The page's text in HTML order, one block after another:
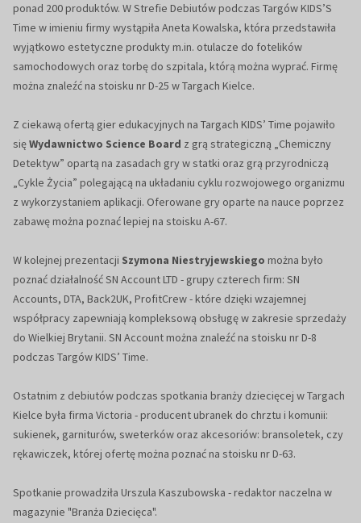
ponad 200 produktów. W Strefie Debiutów podczas Targów KIDS’S
Time w imieniu firmy wystąpiła Aneta Kowalska, która przedstawiła
wyjątkowo estetyczne produkty m.in. otulacze do fotelików
samochodowych oraz torbę do szpitala, którą można wyprać. Firmę
można znaleźć na stoisku nr D-25 w Targach Kielce.
Z ciekawą ofertą gier edukacyjnych na Targach KIDS’ Time pojawiło
sięWydawnictwo Science Board z grą strategiczną „Chemiczny
Detektyw” opartą na zasadach gry w statki oraz grą przyrodniczą
„Cykle Życia” polegającą na układaniu cyklu rozwojowego organizmu
z wykorzystaniem aplikacji. Oferowane gry oparte na nauce poprzez
zabawę można poznać lepiej na stoisku A-67.
W kolejnej prezentacji Szymona Niestryjewskiego można było
poznać działalność SN Account LTD - grupy czterech firm: SN
Accounts, DTA, Back2UK, ProfitCrew - które dzięki wzajemnej
współpracy zapewniają kompleksową obsługę w zakresie sprzedaży
do Wielkiej Brytanii. SN Account można znaleźć na stoisku nr D-8
podczas Targów KIDS’ Time.
Ostatnim z debiutów podczas spotkania branży dziecięcej w Targach
Kielce była firma Victoria - producent ubranek do chrztu i komunii:
sukienek, garniturów, sweterków oraz akcesoriów: bransoletek, czy
rękawiczek, której ofertę można poznać na stoisku nr D-63.
Spotkanie prowadziła Urszula Kaszubowska - redaktor naczelna w
magazynie "Branża Dziecięca".